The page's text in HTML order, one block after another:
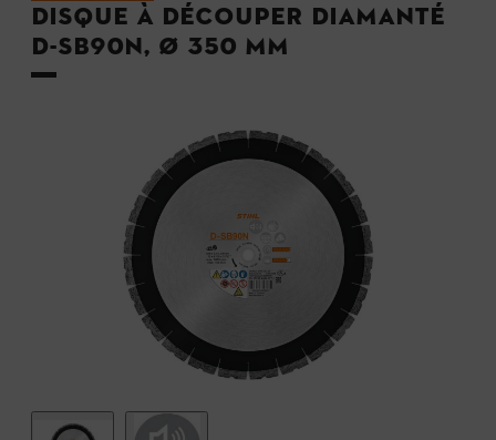
Disque à découper diamanté
D-SB90N, Ø 350 mm